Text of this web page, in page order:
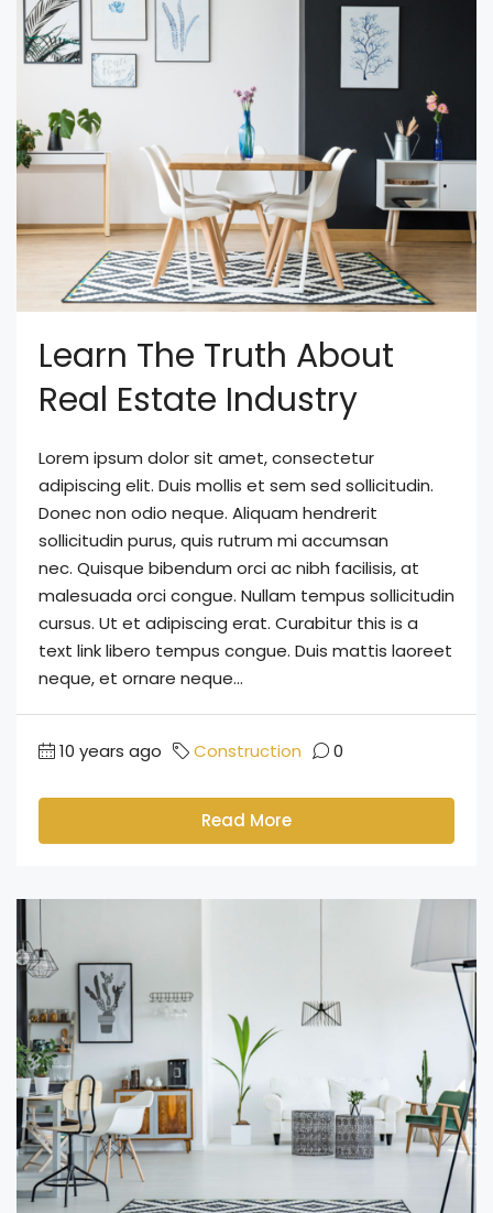
Learn The Truth About
Real Estate Industry
Lorem ipsum dolor sit amet, consectetur
adipiscing elit. Duis mollis et sem sed sollicitudin.
Donec non odio neque. Aliquam hendrerit
sollicitudin purus, quis rutrum mi accumsan
nec. Quisque bibendum orci ac nibh facilisis, at
malesuada orci congue. Nullam tempus sollicitudin
cursus. Ut et adipiscing erat. Curabitur this is a
text link libero tempus congue. Duis mattis laoreet
neque, et ornare neque...
10 years ago Construction 0
Read More